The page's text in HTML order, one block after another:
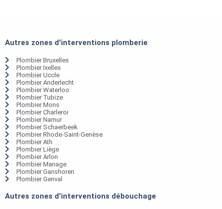
Autres zones d'interventions plomberie
Plombier Bruxelles
Plombier Ixelles
Plombier Uccle
Plombier Anderlecht
Plombier Waterloo
Plombier Tubize
Plombier Mons
Plombier Charleroi
Plombier Namur
Plombier Schaerbeek
Plombier Rhode-Saint-Genèse
Plombier Ath
Plombier Liège
Plombier Arlon
Plombier Manage
Plombier Ganshoren
Plombier Genval
Autres zones d'interventions débouchage